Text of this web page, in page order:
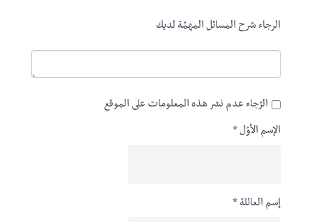
الرجاء شرح المسائل المهمّة لديك
الرّجاء عدم نشر هذه المعلومات على الموقع
الإسم الأوّل *
إسم العائلة *